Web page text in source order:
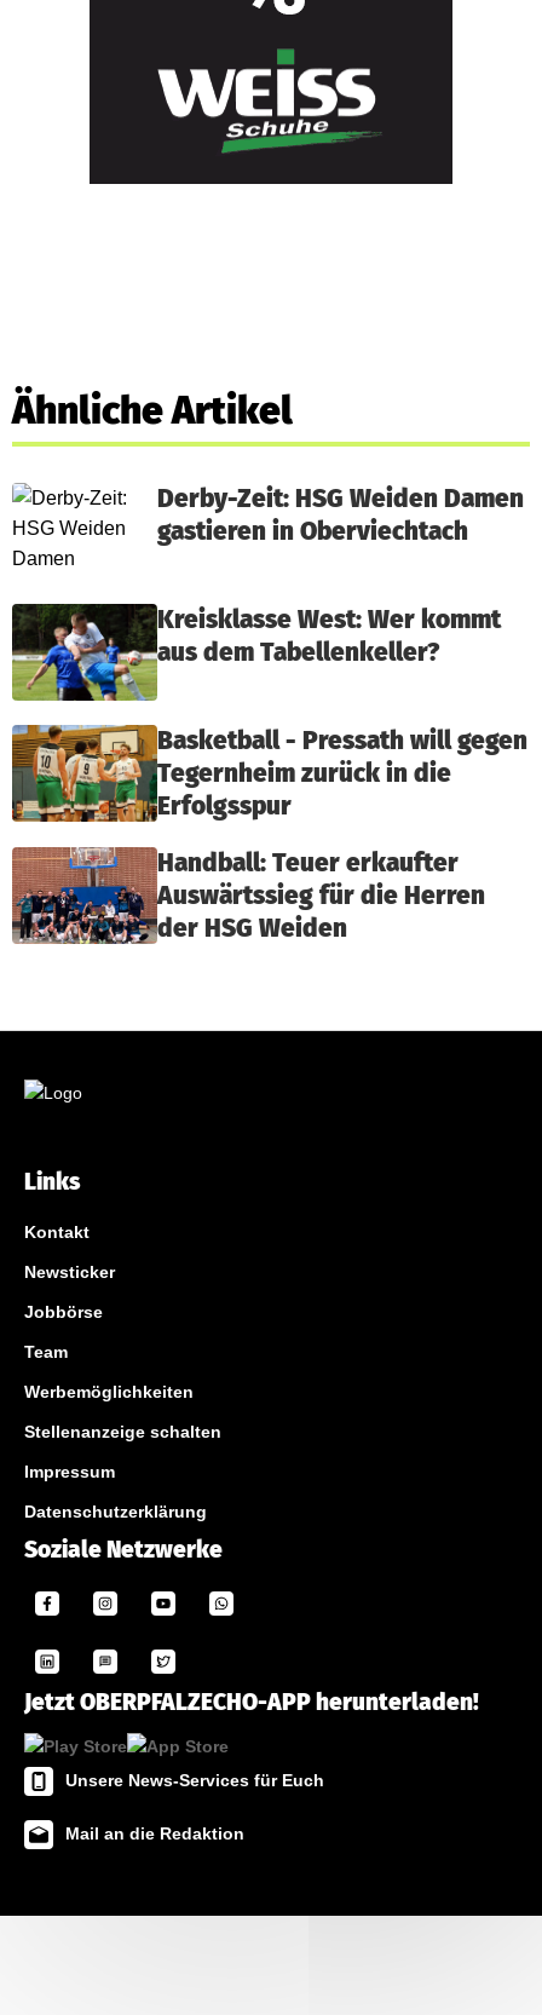
Ähnliche Artikel
Derby-Zeit: HSG Weiden Damen
gastieren in Oberviechtach
Kreisklasse West: Wer kommt
aus dem Tabellenkeller?
Basketball - Pressath will gegen
Tegernheim zurück in die
Erfolgsspur
Handball: Teuer erkaufter
Auswärtssieg für die Herren
der HSG Weiden
Links
Kontakt
Newsticker
Jobbörse
Team
Werbemöglichkeiten
Stellenanzeige schalten
Impressum
Datenschutzerklärung
Soziale Netzwerke
Jetzt OBERPFALZECHO-APP herunterladen!
Unsere News-Services für Euch
Mail an die Redaktion